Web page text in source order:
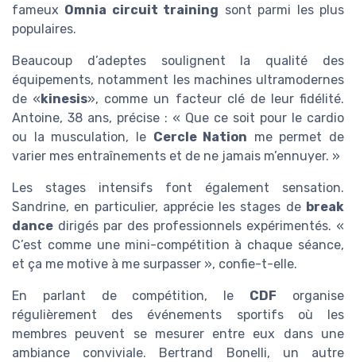
fameux Omnia circuit training sont parmi les plus
populaires.
Beaucoup d’adeptes soulignent la qualité des
équipements, notamment les machines ultramodernes
de « kinesis», comme un facteur clé de leur fidélité.
Antoine, 38 ans, précise : « Que ce soit pour le cardio
ou la musculation, le Cercle Nation me permet de
varier mes entraînements et de ne jamais m’ennuyer. »
Les stages intensifs font également sensation.
Sandrine, en particulier, apprécie les stages de break
dance dirigés par des professionnels expérimentés. «
C’est comme une mini-compétition à chaque séance,
et ça me motive à me surpasser », confie-t-elle.
En parlant de compétition, le CDF organise
régulièrement des événements sportifs où les
membres peuvent se mesurer entre eux dans une
ambiance conviviale. Bertrand Bonelli, un autre